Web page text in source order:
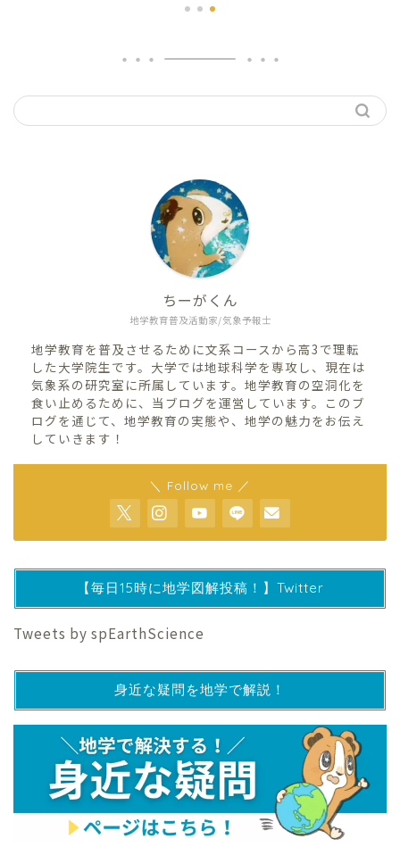
地学教育普及活動家/気象予報士
ちーがくん
地学教育を普及させるために文系コースから高3で理転
した大学院生です。大学では地球科学を専攻し、現在は
気象系の研究室に所属しています。地学教育の空洞化を
食い止めるために、当ブログを運営しています。このブ
ログを通じて、地学教育の実態や、地学の魅力をお伝え
していきます！
＼ Follow me ／
【毎日15時に地学図解投稿！】Twitter
Tweets by spEarthScience
身近な疑問を地学で解説！